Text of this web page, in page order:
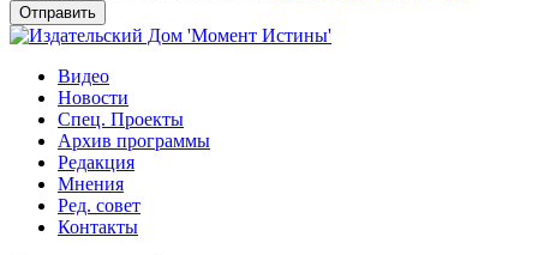
Видео
Новости
Спец. Проекты
Архив программы
Редакция
Мнения
Ред. совет
Контакты